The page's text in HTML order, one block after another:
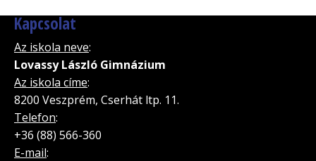
Kapcsolat
Az iskola neve:
Lovassy László Gimnázium
Az iskola címe:
8200 Veszprém, Cserhát ltp. 11.
Telefon:
+36 (88) 566-360
E-mail: